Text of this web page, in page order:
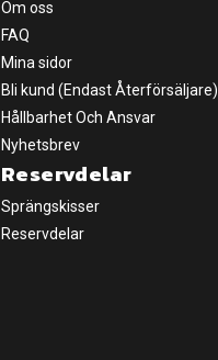
Om oss
FAQ
Mina sidor
Bli kund (Endast Återförsäljare)
Hållbarhet Och Ansvar
Nyhetsbrev
Reservdelar
Sprängskisser
Reservdelar